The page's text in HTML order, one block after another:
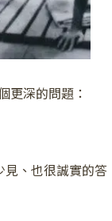
更深的問題：
見、也很誠實的答